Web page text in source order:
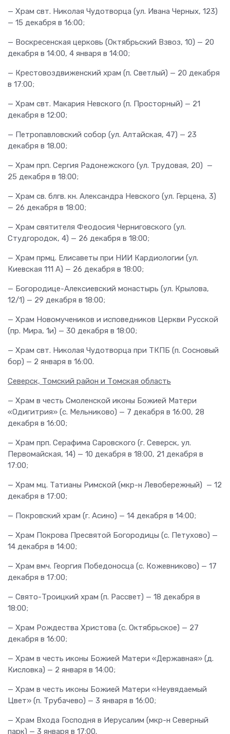
— Храм свт. Николая Чудотворца (ул. Ивана Черных, 123)
— 15 декабря в 16:00;
— Воскресенская церковь (Октябрьский Взвоз, 10) — 20
декабря в 14:00, 4 января в 14:00;
— Крестовоздвиженский храм (п. Светлый) — 20 декабря
в 17:00;
— Храм свт. Макария Невского (п. Просторный) — 21
декабря в 12:00;
— Петропавловский собор (ул. Алтайская, 47) — 23
декабря в 18.00;
— Храм прп. Сергия Радонежского (ул. Трудовая, 20) —
25 декабря в 18:00;
— Храм св. блгв. кн. Александра Невского (ул. Герцена, 3)
— 26 декабря в 18:00;
— Храм святителя Феодосия Черниговского (ул.
Студгородок, 4) — 26 декабря в 18:00;
— Храм прмц. Елисаветы при НИИ Кардиологии (ул.
Киевская 111 А) — 26 декабря в 18:00;
— Богородице-Алексиевский монастырь (ул. Крылова,
12/1) — 29 декабря в 18:00;
— Храм Новомучеников и исповедников Церкви Русской
(пр. Мира, 1и) — 30 декабря в 18:00;
— Храм свт. Николая Чудотворца при ТКПБ (п. Сосновый
бор) — 2 января в 16:00.
Северск, Томский район и Томская область
— Храм в честь Смоленской иконы Божией Матери
«Одигитрия» (с. Мельниково) — 7 декабря в 16:00, 28
декабря в 16:00;
— Храм прп. Серафима Саровского (г. Северск, ул.
Первомайская, 14) — 10 декабря в 18:00, 21 декабря в
17:00;
— Храм мц. Татианы Римской (мкр-н Левобережный) — 12
декабря в 17:00;
— Покровский храм (г. Асино) — 14 декабря в 14:00;
— Храм Покрова Пресвятой Богородицы (с. Петухово) —
14 декабря в 14:00;
— Храм вмч. Георгия Победоносца (с. Кожевниково) — 17
декабря в 17:00;
— Свято-Троицкий храм (п. Рассвет) — 18 декабря в
18:00;
— Храм Рождества Христова (с. Октябрьское) — 27
декабря в 16:00;
— Храм в честь иконы Божией Матери «Державная» (д.
Кисловка) — 2 января в 14:00;
— Храм в честь иконы Божией Матери «Неувядаемый
Цвет» (п. Трубачево) — 3 января в 16:00;
— Храм Входа Господня в Иерусалим (мкр-н Северный
парк) — 3 января в 17:00.